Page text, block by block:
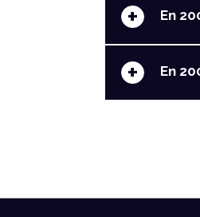
+ En
+ En